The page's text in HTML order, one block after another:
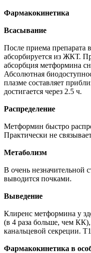
Фармакокинетика
Всасывание
После приема препарата
абсорбируется из ЖКТ.
абсорбция метформина
Абсолютная
плазме составляет
достигается через 2.5 ч.
Распределение
Метформин быстро
Практически не
Метаболизм
В очень незначительной
выводится почками.
Выведение
Клиренс метформина у
(в 4 раза больше, чем КК),
канальцевой секреции.
Фармакокинетика в